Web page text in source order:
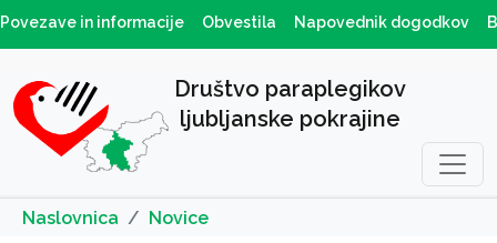
Povezave in informacije Obvestila Napovednik dogodkov
Društvo paraplegikov
ljubljanske pokrajine
Naslovnica Novice